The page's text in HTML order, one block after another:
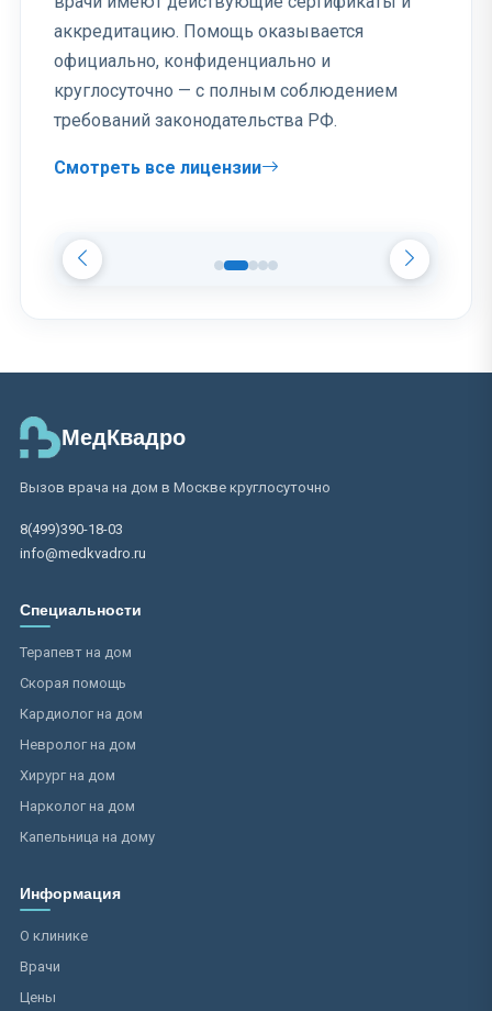
аккредитацию. Помощь оказывается
официально, конфиденциально и
круглосуточно — с полным соблюдением
требований законодательства РФ.
Смотреть все лицензии
МедКвадро
Вызов врача на дом в Москве круглосуточно
8(499)390-18-03
info@medkvadro.ru
Специальности
Терапевт на дом
Скорая помощь
Кардиолог на дом
Невролог на дом
Хирург на дом
Нарколог на дом
Капельница на дому
Информация
О клинике
Врачи
Цены